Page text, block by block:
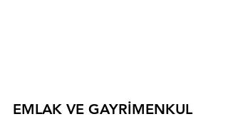
EMLAK VE GAYRİMENKUL